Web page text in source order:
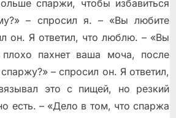
спаржи, чтобы избавиться
– спросил я. – «Вы любите
он. Я ответил, что люблю. – «Вы
пахнет ваша моча, после
– спросил он. Я ответил,
это с пищей, но резкий
есть. – «Дело в том, что спаржа